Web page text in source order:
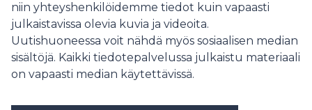
niin yhteyshenkilöidemme tiedot kuin vapaasti
julkaistavissa olevia kuvia ja videoita.
Uutishuoneessa voit nähdä myös sosiaalisen median
sisältöjä. Kaikki tiedotepalvelussa julkaistu materiaali
on vapaasti median käytettävissä.